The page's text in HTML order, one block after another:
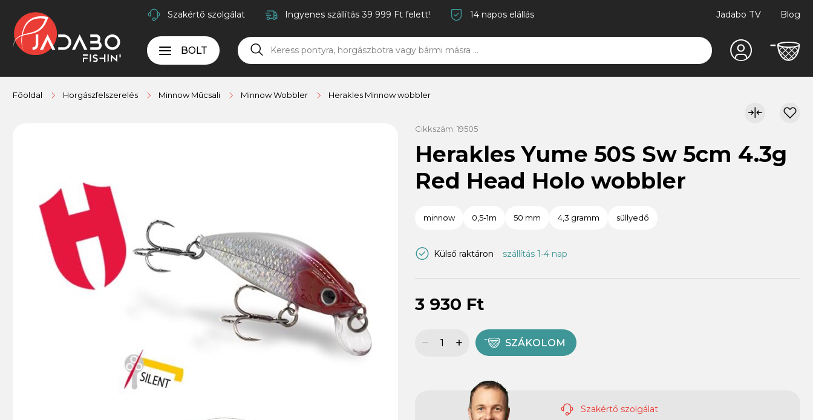
Szakértő szolgálat Ingyenes szállítás 39 999 Ft felett! 14 napos elállás Jadabo TV Blog
BOLT
Főoldal Horgászfelszerelés Minnow Műcsali Minnow Wobbler Herakles Minnow wobbler
Cikkszám: 19505
Herakles Yume 50S Sw 5cm 4.3g
Red Head Holo wobbler
minnow 0,5-1m 50 mm 4,3 gramm süllyedő
Külső raktáron szállítás 1-4 nap
3 930 Ft
SZÁKOLOM
Szakértő szolgálat